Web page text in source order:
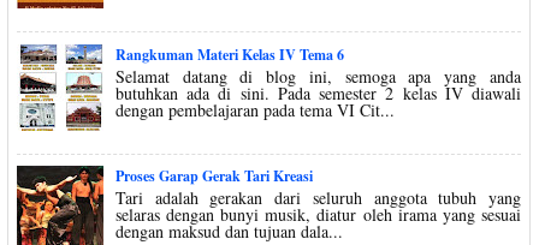
Rangkuman Materi Kelas IV Tema 6
Selamat datang di blog ini, semoga apa yang anda
butuhkan ada di sini. Pada semester 2 kelas IV diawali
dengan pembelajaran pada tema VI Cit...
Proses Garap Gerak Tari Kreasi
Tari adalah gerakan dari seluruh anggota tubuh yang
selaras dengan bunyi musik, diatur oleh irama yang sesuai
dengan maksud dan tujuan dala...